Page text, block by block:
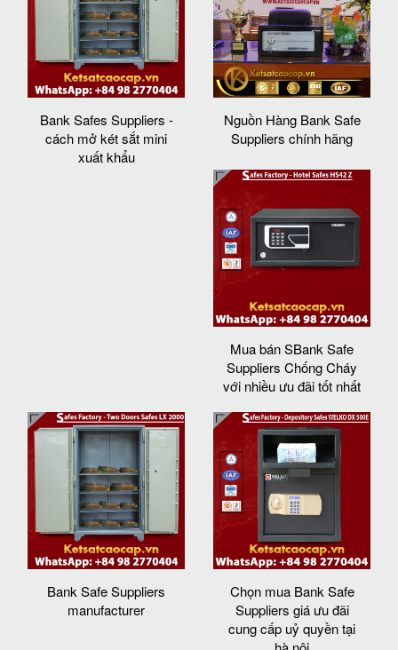
Bank Safes Suppliers -
cách mở két sắt mini
xuất khẩu
Nguồn Hàng Bank Safe
Suppliers chính hãng
Mua bán SBank Safe
Suppliers Chống Cháy
với nhiều ưu đãi tốt nhất
Bank Safe Suppliers
manufacturer
Chọn mua Bank Safe
Suppliers giá ưu đãi
cung cấp uỷ quyền tại